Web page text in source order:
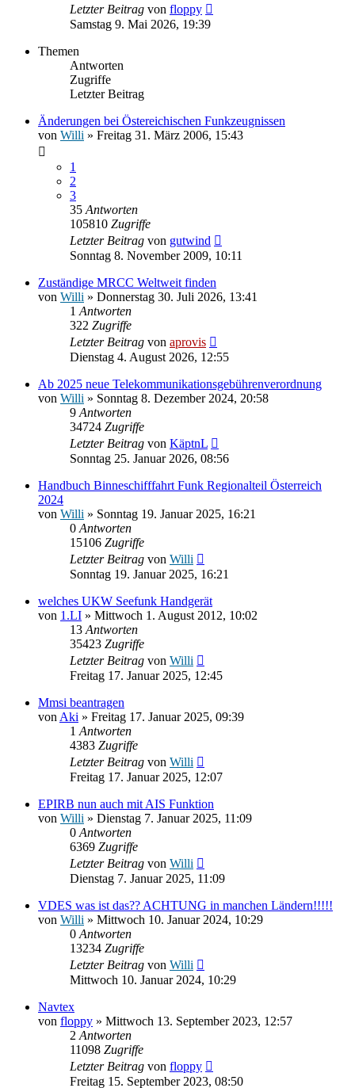
Letzter Beitrag von floppy
Samstag 9. Mai 2026, 19:39
Themen
Antworten
Zugriffe
Letzter Beitrag
Änderungen bei Östereichischen Funkzeugnissen
von Willi » Freitag 31. März 2006, 15:43
1
2
3
35 Antworten
105810 Zugriffe
Letzter Beitrag von gutwind
Sonntag 8. November 2009, 10:11
Zuständige MRCC Weltweit finden
von Willi » Donnerstag 30. Juli 2026, 13:41
1 Antworten
322 Zugriffe
Letzter Beitrag von aprovis
Dienstag 4. August 2026, 12:55
Ab 2025 neue Telekommunikationsgebührenverordnung
von Willi » Sonntag 8. Dezember 2024, 20:58
9 Antworten
34724 Zugriffe
Letzter Beitrag von KäptnL
Sonntag 25. Januar 2026, 08:56
Handbuch Binneschifffahrt Funk Regionalteil Österreich
2024
von Willi » Sonntag 19. Januar 2025, 16:21
0 Antworten
15106 Zugriffe
Letzter Beitrag von Willi
Sonntag 19. Januar 2025, 16:21
welches UKW Seefunk Handgerät
von 1.LI » Mittwoch 1. August 2012, 10:02
13 Antworten
35423 Zugriffe
Letzter Beitrag von Willi
Freitag 17. Januar 2025, 12:45
Mmsi beantragen
von Aki » Freitag 17. Januar 2025, 09:39
1 Antworten
4383 Zugriffe
Letzter Beitrag von Willi
Freitag 17. Januar 2025, 12:07
EPIRB nun auch mit AIS Funktion
von Willi » Dienstag 7. Januar 2025, 11:09
0 Antworten
6369 Zugriffe
Letzter Beitrag von Willi
Dienstag 7. Januar 2025, 11:09
VDES was ist das?? ACHTUNG in manchen Ländern!!!!!
von Willi » Mittwoch 10. Januar 2024, 10:29
0 Antworten
13234 Zugriffe
Letzter Beitrag von Willi
Mittwoch 10. Januar 2024, 10:29
Navtex
von floppy » Mittwoch 13. September 2023, 12:57
2 Antworten
11098 Zugriffe
Letzter Beitrag von floppy
Freitag 15. September 2023, 08:50